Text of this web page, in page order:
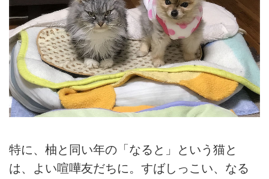
特に、柚と同い年の「なると」という猫と
は、よい喧嘩友だちに。すばしっこい、なる